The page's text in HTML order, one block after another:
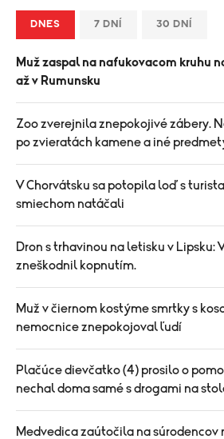
DNES 7 DNÍ 30 DNÍ
Muž zaspal na nafukovacom kruhu
až v Rumunsku
Zoo zverejnila znepokojivé zábery.
po zvieratách kamene a iné
V Chorvátsku sa potopila loď s
smiechom natáčali
Dron s trhavinou na letisku v Lipsku:
zneškodnil kopnutím.
Muž v čiernom kostýme smrtky s
nemocnice znepokojoval ľudí
Plačúce dievčatko (4) prosilo o
nechal doma samé s drogami na
Medvedica zaútočila na súrodencov